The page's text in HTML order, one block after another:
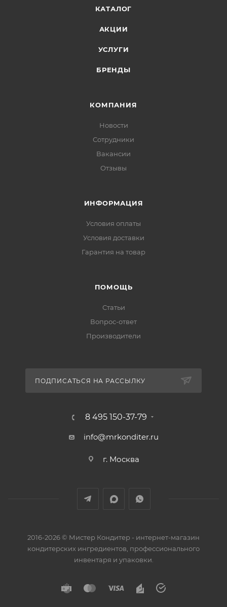
КАТАЛОГ
АКЦИИ
УСЛУГИ
БРЕНДЫ
КОМПАНИЯ
Новости
Сотрудники
Вакансии
Отзывы
ИНФОРМАЦИЯ
Условия оплаты
Условия доставки
Гарантия на товар
ПОМОЩЬ
Статьи
Вопрос-ответ
Производители
ПОДПИСАТЬСЯ НА РАССЫЛКУ
8 495 150-37-79
info@mrkonditer.ru
г. Москва
2016-2026 © Мистер Кондитер - интернет-магазин
кондитерских ингредиентов, профессионального
инвентаря и упаковки.